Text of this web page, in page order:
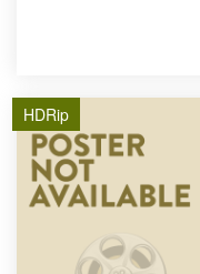
HDRip